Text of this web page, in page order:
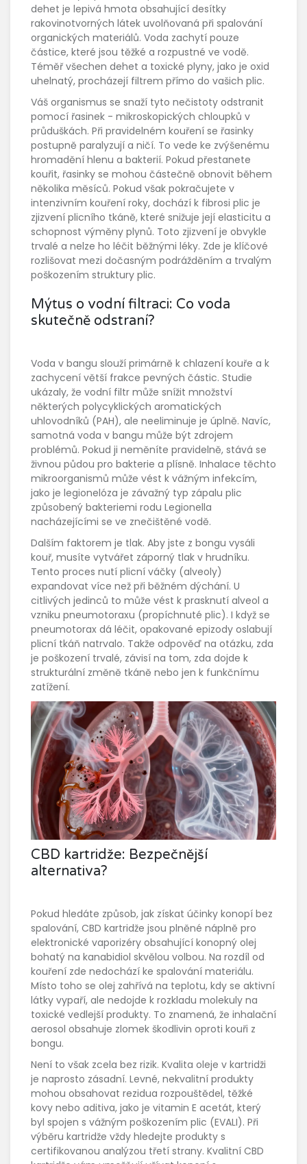
dehet je lepivá hmota obsahující desítky
rakovinotvorných látek uvolňovaná při spalování
organických materiálů. Voda zachytí pouze
částice, které jsou těžké a rozpustné ve vodě.
Téměř všechen dehet a toxické plyny, jako je oxid
uhelnatý, procházejí filtrem přímo do vašich plic.
Váš organismus se snaží tyto nečistoty odstranit
pomocí řasinek - mikroskopických chloupků v
průduškách. Při pravidelném kouření se řasinky
postupně paralyzují a ničí. To vede ke zvýšenému
hromadění hlenu a bakterií. Pokud přestanete
kouřit, řasinky se mohou částečně obnovit během
několika měsíců. Pokud však pokračujete v
intenzivním kouření roky, dochází k fibrosi plic je
zjizvení plicního tkáně, které snižuje její elasticitu a
schopnost výměny plynů. Toto zjizvení je obvykle
trvalé a nelze ho léčit běžnými léky. Zde je klíčové
rozlišovat mezi dočasným podrážděním a trvalým
poškozením struktury plic.
Mýtus o vodní filtraci: Co voda
skutečně odstraní?
Voda v bangu slouží primárně k chlazení kouře a k
zachycení větší frakce pevných částic. Studie
ukázaly, že vodní filtr může snížit množství
některých polycyklických aromatických
uhlovodníků (PAH), ale neeliminuje je úplně. Navíc,
samotná voda v bangu může být zdrojem
problémů. Pokud ji neměníte pravidelně, stává se
živnou půdou pro bakterie a plísně. Inhalace těchto
mikroorganismů může vést k vážným infekcím,
jako je legionelóza je závažný typ zápalu plic
způsobený bakteriemi rodu Legionella
nacházejícími se ve znečištěné vodě.
Dalším faktorem je tlak. Aby jste z bongu vysáli
kouř, musíte vytvářet záporný tlak v hrudníku.
Tento proces nutí plicní váčky (alveoly)
expandovat více než při běžném dýchání. U
citlivých jedinců to může vést k prasknutí alveol a
vzniku pneumotoraxu (propíchnuté plic). I když se
pneumotorax dá léčit, opakované epizody oslabují
plicní tkáň natrvalo. Takže odpověď na otázku, zda
je poškození trvalé, závisí na tom, zda dojde k
strukturální změně tkáně nebo jen k funkčnímu
zatížení.
CBD kartridže: Bezpečnější
alternativa?
Pokud hledáte způsob, jak získat účinky konopí bez
spalování, CBD kartridže jsou plněné náplně pro
elektronické vaporizéry obsahující konopný olej
bohatý na kanabidiol skvělou volbou. Na rozdíl od
kouření zde nedochází ke spalování materiálu.
Místo toho se olej zahřívá na teplotu, kdy se aktivní
látky vypaří, ale nedojde k rozkladu molekuly na
toxické vedlejší produkty. To znamená, že inhalační
aerosol obsahuje zlomek škodlivin oproti kouři z
bongu.
Není to však zcela bez rizik. Kvalita oleje v kartridži
je naprosto zásadní. Levné, nekvalitní produkty
mohou obsahovat rezidua rozpouštědel, těžké
kovy nebo aditiva, jako je vitamin E acetát, který
byl spojen s vážným poškozením plic (EVALI). Při
výběru kartridže vždy hledejte produkty s
certifikovanou analýzou třetí strany. Kvalitní CBD